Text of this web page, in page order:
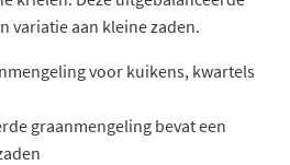
variatie aan kleine zaden.
voor kuikens, kwartels
graanmengeling bevat een